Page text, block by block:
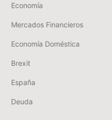
Economía
Mercados Financieros
Economía Doméstica
Brexit
España
Deuda